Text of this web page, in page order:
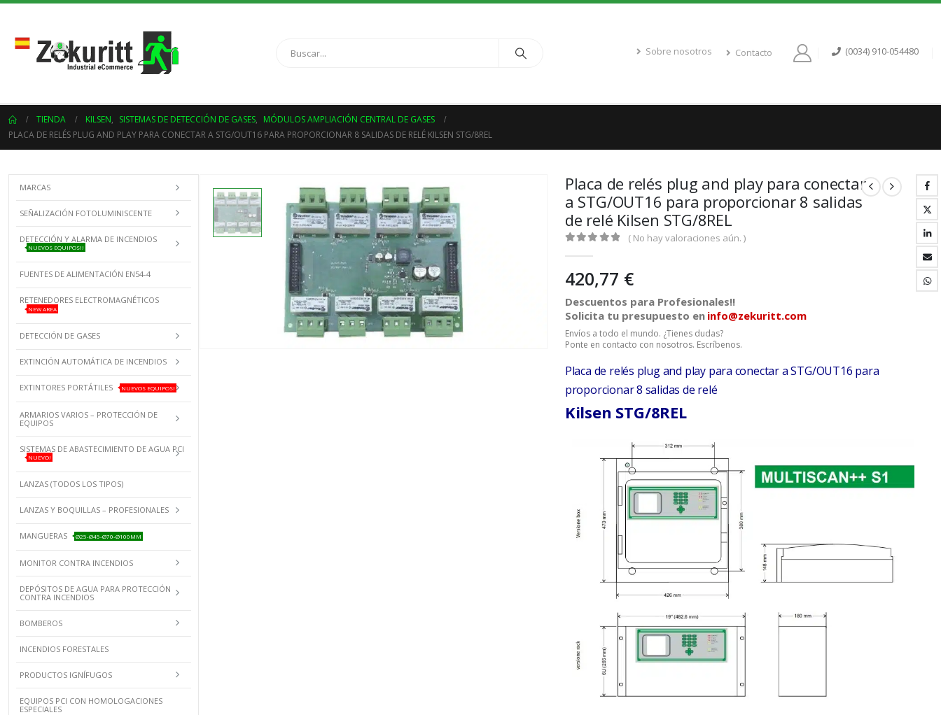
Sobre nosotros Contacto (0034) 910-054480
TIENDA KILSEN, SISTEMAS DE DETECCIÓN DE GASES, MÓDULOS AMPLIACIÓN CENTRAL DE GASES
PLACA DE RELÉS PLUG AND PLAY PARA CONECTAR A STG/OUT16 PARA PROPORCIONAR 8 SALIDAS DE RELÉ KILSEN STG/8REL
Placa de relés plug and play para conectar
a STG/OUT16 para proporcionar 8 salidas
de relé Kilsen STG/8REL
( No hay valoraciones aún. )
420,77 €
Descuentos para Profesionales!!
Solicita tu presupuesto en info@zekuritt.com
Envíos a todo el mundo. ¿Tienes dudas?
Ponte en contacto con nosotros. Escríbenos.
Placa de relés plug and play para conectar a STG/OUT16 para
proporcionar 8 salidas de relé
Kilsen STG/8REL
MARCAS
SEÑALIZACIÓN FOTOLUMINISCENTE
DETECCIÓN Y ALARMA DE INCENDIOS
NUEVOS EQUIPOS!!
FUENTES DE ALIMENTACIÓN EN54-4
RETENEDORES ELECTROMAGNÉTICOS
NEW AREA
DETECCIÓN DE GASES
EXTINCIÓN AUTOMÁTICA DE INCENDIOS
EXTINTORES PORTÁTILES NUEVOS EQUIPOS!
ARMARIOS VARIOS – PROTECCIÓN DE
EQUIPOS
SISTEMAS DE ABASTECIMIENTO DE AGUA PCI
NUEVO!
LANZAS (TODOS LOS TIPOS)
LANZAS Y BOQUILLAS – PROFESIONALES
MANGUERAS Ø25-Ø45-Ø70-Ø100MM
MONITOR CONTRA INCENDIOS
DEPÓSITOS DE AGUA PARA PROTECCIÓN
CONTRA INCENDIOS
BOMBEROS
INCENDIOS FORESTALES
PRODUCTOS IGNÍFUGOS
EQUIPOS PCI CON HOMOLOGACIONES
ESPECIALES